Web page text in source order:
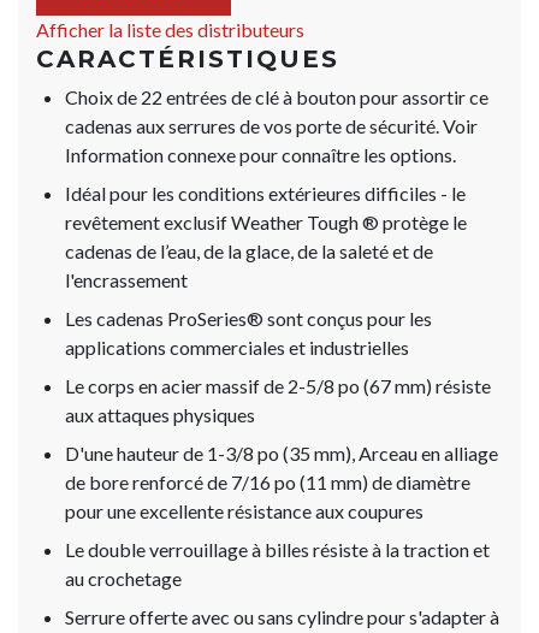
Afficher la liste des distributeurs
CARACTÉRISTIQUES
Choix de 22 entrées de clé à bouton pour assortir ce
cadenas aux serrures de vos porte de sécurité. Voir
Information connexe pour connaître les options.
Idéal pour les conditions extérieures difficiles - le
revêtement exclusif Weather Tough ® protège le
cadenas de l’eau, de la glace, de la saleté et de
l'encrassement
Les cadenas ProSeries® sont conçus pour les
applications commerciales et industrielles
Le corps en acier massif de 2-5/8 po (67 mm) résiste
aux attaques physiques
D'une hauteur de 1-3/8 po (35 mm), Arceau en alliage
de bore renforcé de 7/16 po (11 mm) de diamètre
pour une excellente résistance aux coupures
Le double verrouillage à billes résiste à la traction et
au crochetage
Serrure offerte avec ou sans cylindre pour s'adapter à